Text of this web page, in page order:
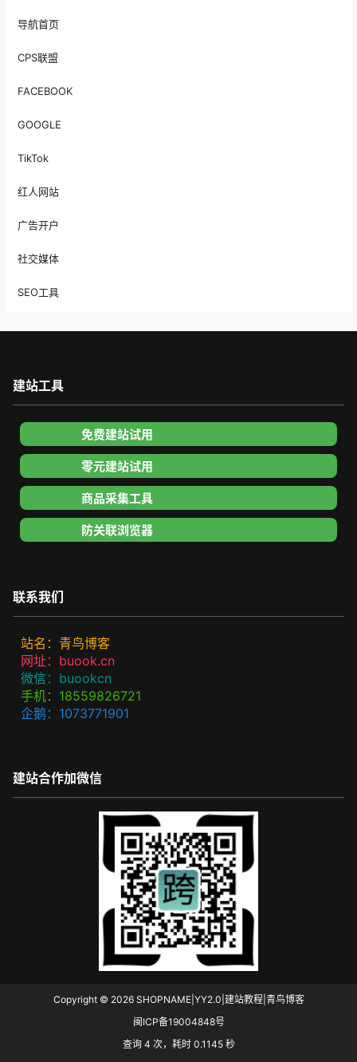
导航首页
CPS联盟
FACEBOOK
GOOGLE
TikTok
红人网站
广告开户
社交媒体
SEO工具
建站工具
免费建站试用
零元建站试用
商品采集工具
防关联浏览器
联系我们
站名：青鸟博客
网址：buook.cn
微信：buookcn
手机：18559826721
企鹅：1073771901
建站合作加微信
Copyright © 2026SHOPNAME|YY2.0|建站教程|青鸟博客
闽ICP备19004848号
查询 4 次，耗时 0.1145 秒